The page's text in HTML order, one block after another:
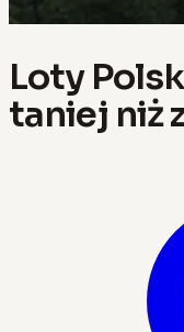
Loty
taniej niż